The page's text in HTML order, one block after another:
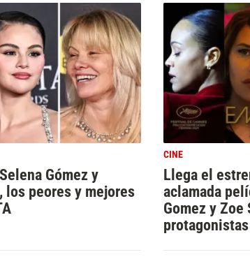
Gómez y
los peores y mejores
CINE
Llega el
aclamada
Gomez y Zoe
protagonistas